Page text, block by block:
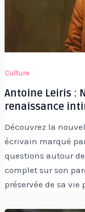
Culture
Antoine Leiris :
renaissance
Découvrez la
écrivain marqué
questions autour
complet sur son
préservée de sa vie